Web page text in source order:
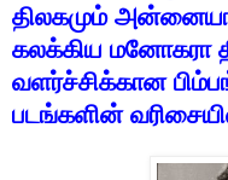
திலகமும்
கலக்கிய மனோகரா
வளர்ச்சிக்கான
படங்களின்